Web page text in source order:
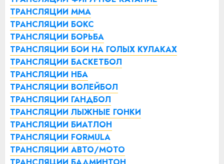
ТРАНСЛЯЦИИ ММА
ТРАНСЛЯЦИИ БОКС
ТРАНСЛЯЦИИ БОРЬБА
ТРАНСЛЯЦИИ БОИ НА ГОЛЫХ КУЛАКАХ
ТРАНСЛЯЦИИ БАСКЕТБОЛ
ТРАНСЛЯЦИИ НБА
ТРАНСЛЯЦИИ ВОЛЕЙБОЛ
ТРАНСЛЯЦИИ ГАНДБОЛ
ТРАНСЛЯЦИИ ЛЫЖНЫЕ ГОНКИ
ТРАНСЛЯЦИИ БИАТЛОН
ТРАНСЛЯЦИИ FORMULA
ТРАНСЛЯЦИИ АВТО/МОТО